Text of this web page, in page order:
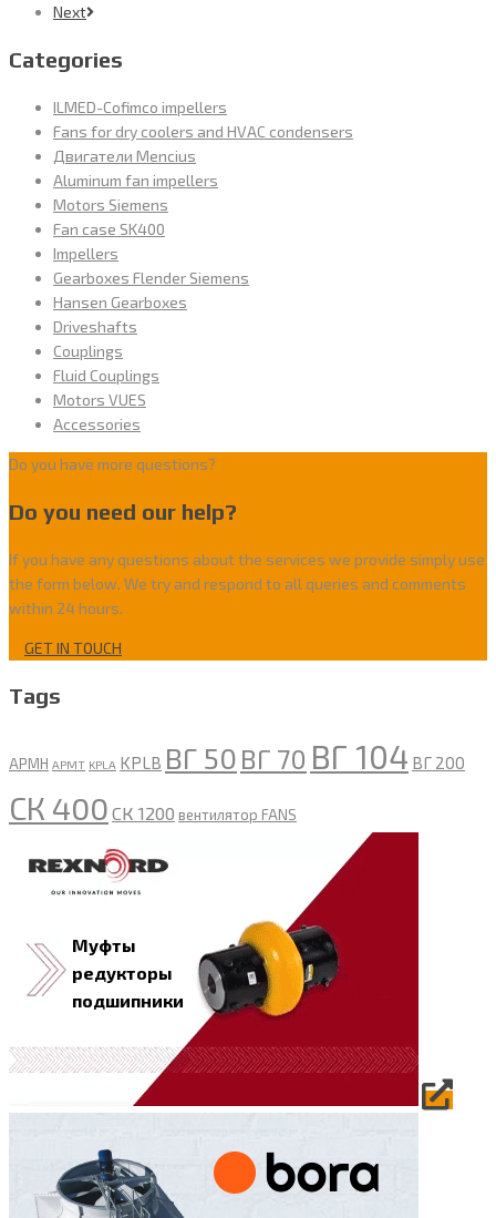
Next
Categories
ILMED-Cofimco impellers
Fans for dry coolers and HVAC condensers
Двигатели Mencius
Aluminum fan impellers
Motors Siemens
Fan case SK400
Impellers
Gearboxes Flender Siemens
Hansen Gearboxes
Driveshafts
Couplings
Fluid Couplings
Motors VUES
Accessories
Do you have more questions?
Do you need our help?
If you have any questions about the services we provide simply use
the form below. We try and respond to all queries and comments
within 24 hours.
GET IN TOUCH
Tags
APMH APMT KPLA KPLB ВГ 50 ВГ 70 ВГ 104 ВГ 200
СК 400 СК 1200 вентилятор FANS
Муфты
редукторы
подшипники